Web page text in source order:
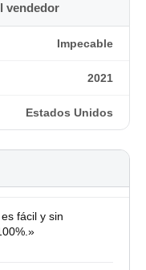
clavijas vintage
Félix)
N. Serie)
vendedor
Impecable
2021
Estados Unidos
fácil y sin